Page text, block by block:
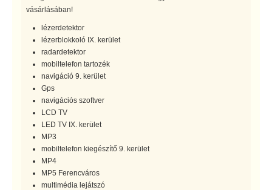
vásárlásában!
lézerdetektor
lézerblokkoló IX. kerület
radardetektor
mobiltelefon tartozék
navigáció 9. kerület
Gps
navigációs szoftver
LCD TV
LED TV IX. kerület
MP3
mobiltelefon kiegészítő 9. kerület
MP4
MP5 Ferencváros
multimédia lejátszó